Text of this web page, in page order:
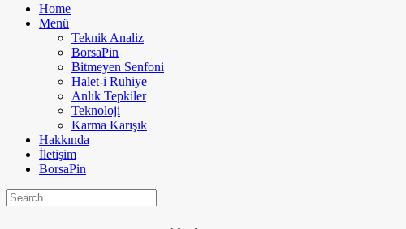
Home
Menü
Teknik Analiz
BorsaPin
Bitmeyen Senfoni
Halet-i Ruhiye
Anlık Tepkiler
Teknoloji
Karma Karışık
Hakkında
İletişim
BorsaPin